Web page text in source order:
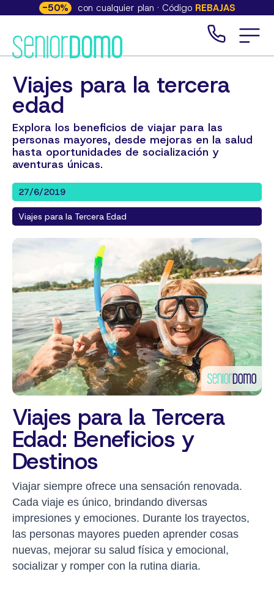
-50% con cualquier plan · Código REBAJAS
Viajes para la tercera
edad
Explora los beneficios de viajar para las
personas mayores, desde mejoras en la salud
hasta oportunidades de socialización y
aventuras únicas.
27/6/2019
Viajes para la Tercera Edad
Viajes para la Tercera
Edad: Beneficios y
Destinos
Viajar siempre ofrece una sensación renovada.
Cada viaje es único, brindando diversas
impresiones y emociones. Durante los trayectos,
las personas mayores pueden aprender cosas
nuevas, mejorar su salud física y emocional,
socializar y romper con la rutina diaria.